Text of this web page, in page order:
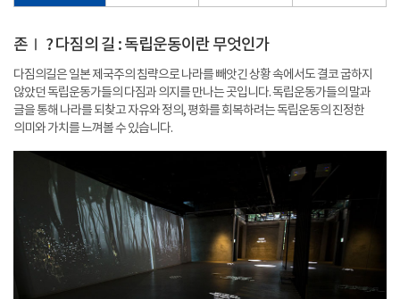
존Ⅰ ? 다짐의 길 : 독립운동이란 무엇인가
다짐의길은 일본 제국주의 침략으로 나라를 빼앗긴 상황 속에서도 결코 굽하지
않았던 독립운동가들의 다짐과 의지를 만나는 곳입니다. 독립운동가들의 말과
글을 통해 나라를 되찾고 자유와 정의, 평화를 회복하려는 독립운동의 진정한
의미와 가치를 느껴볼 수 있습니다.